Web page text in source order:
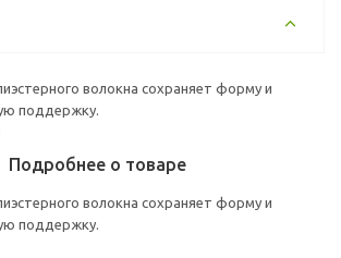
волокна сохраняет форму и
поддержку.
Подробнее о товаре
волокна сохраняет форму и
поддержку.